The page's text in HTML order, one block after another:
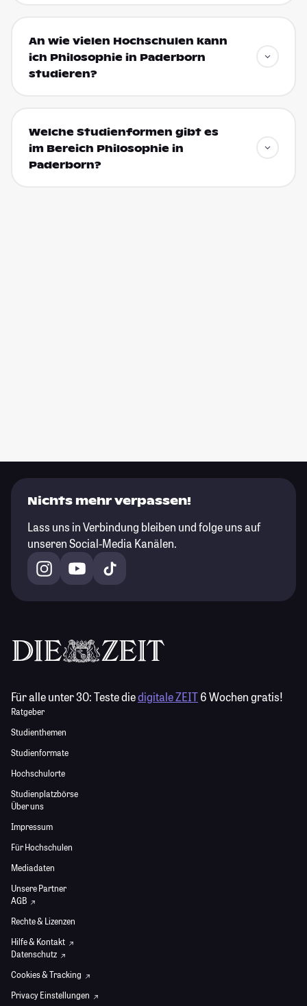
An wie vielen Hochschulen kann
ich Philosophie in Paderborn
studieren?
Welche Studienformen gibt es
im Bereich Philosophie in
Paderborn?
Nichts mehr verpassen!
Lass uns in Verbindung bleiben und folge uns auf
unseren Social-Media Kanälen.
Für alle unter 30:Teste diedigitale ZEIT6 Wochen gratis!
Ratgeber
Studienthemen
Studienformate
Hochschulorte
Studienplatzbörse
Über uns
Impressum
Für Hochschulen
Mediadaten
Unsere Partner
AGB
Rechte & Lizenzen
Hilfe & Kontakt
Datenschutz
Cookies & Tracking
Privacy Einstellungen